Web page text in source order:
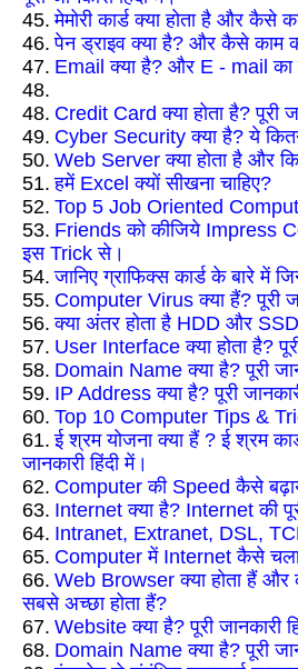
45. मेमोरी कार्ड क्या होता है और कैसे
46. पेन ड्राइव क्या है? और कैसे काम
47. Email क्या है? और E - mail का
48.
48. Credit Card क्या होता है? पूरी
49. Cyber Security क्या है? ये
50. Web Server क्या होता है और
51. हमें Excel क्यों सीखना चाहिए?
52. Top 5 Job Oriented
53. Friends को कीजिये Impress
इस Trick से।
54. जानिए ग्राफिक्स कार्ड के बारे में
55. Computer Virus क्या हैं? पूरी
56. क्या अंतर होता है HDD और
57. User Interface क्या होता है?
58. Domain Name क्या है? पूरी
59. IP Address क्या है? पूरी
60. Top 10 Computer Tips &
61. ई श्रम योजना क्या हैं ? ई श्रम
जानकारी हिंदी में।
62. Computer की Speed कैसे
63. Internet क्या है? Internet की
64. Intranet, Extranet, DSL,
65. Computer में Internet कैसे
66. Web Browser क्या होता हैं
सबसे अच्छा होता हैं?
67. Website क्या है? पूरी जानकारी
68. Domain Name क्या है? पूरी